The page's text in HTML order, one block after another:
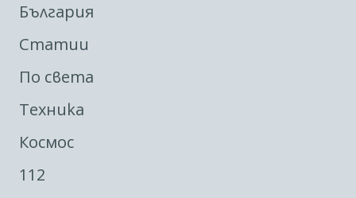
България
Статии
По света
Техника
Космос
112